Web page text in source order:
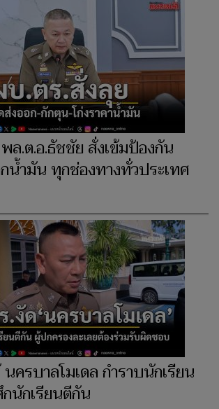
ล.ต.อ.ธัชชัย สั่งเข้มป้องกัน
น้ำมัน ทุกช่องทางทั่วประเทศ
ครบาลโมเดล กำราบนักเรียน
นักเรียนตีกัน